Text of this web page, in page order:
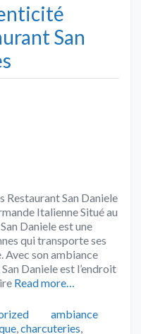
San
Restaurant San Daniele
Italienne Situé au
Daniele est une
qui transporte ses
Avec son ambiance
Daniele est l’endroit
Read more…
Tags
ambiance
,charcuteries,